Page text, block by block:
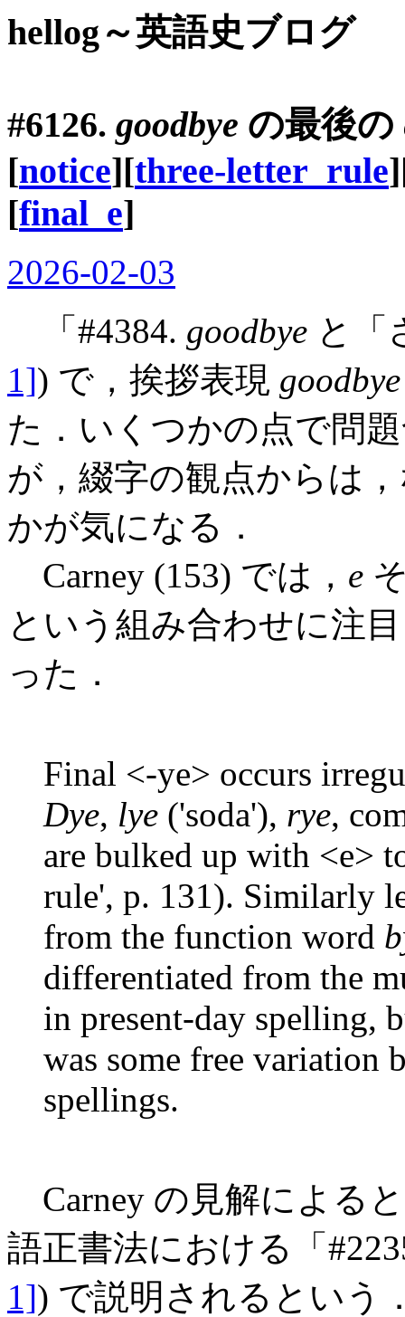
hellog～英語史ブログ
#6126. goodbye の最後の
[notice][three-letter_rule
[final_e]
2026-02-03
「#4384. goodbye と「
1]) で，挨拶表現 goodbye
た．いくつかの点で問
が，綴字の観点からは
かが気になる．
Carney (153) では， e
という組み合わせに注
った．
Final <-ye> occurs
Dye, lye ('soda'), rye,
are bulked up with <e>
rule', p. 131). Similarly
from the function word
differentiated from the
in present-day spelling,
was some free variation
spellings.
Carney の見解による
語正書法における「
1]) で説明されるという